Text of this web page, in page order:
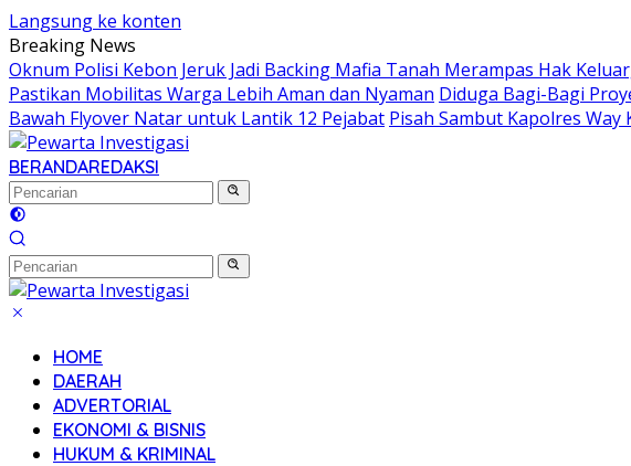
Langsung ke konten
Breaking News
Oknum Polisi Kebon Jeruk Jadi Backing Mafia Tanah Merampas Hak
Pastikan Mobilitas Warga Lebih Aman dan Nyaman Diduga Bagi-Bagi
Bawah Flyover Natar untuk Lantik 12 Pejabat Pisah Sambut Kapolres
BERANDAREDAKSI
HOME
DAERAH
ADVERTORIAL
EKONOMI & BISNIS
HUKUM & KRIMINAL